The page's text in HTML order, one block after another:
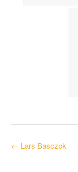
Post
← Lars Basczok